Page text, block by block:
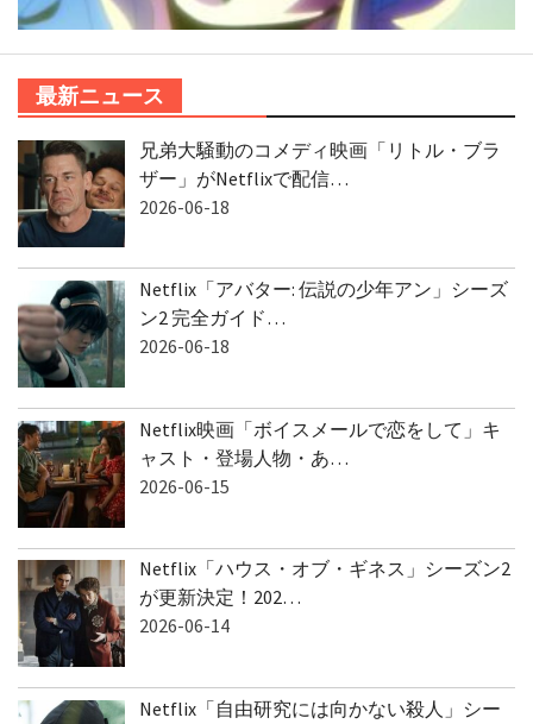
最新ニュース
兄弟大騒動のコメディ映画「リトル・ブラ
ザー」がNetflixで配信…
2026-06-18
Netflix「アバター: 伝説の少年アン」シーズ
ン2 完全ガイド…
2026-06-18
Netflix映画「ボイスメールで恋をして」キ
ャスト・登場人物・あ…
2026-06-15
Netflix「ハウス・オブ・ギネス」シーズン2
が更新決定！202…
2026-06-14
Netflix「自由研究には向かない殺人」シー